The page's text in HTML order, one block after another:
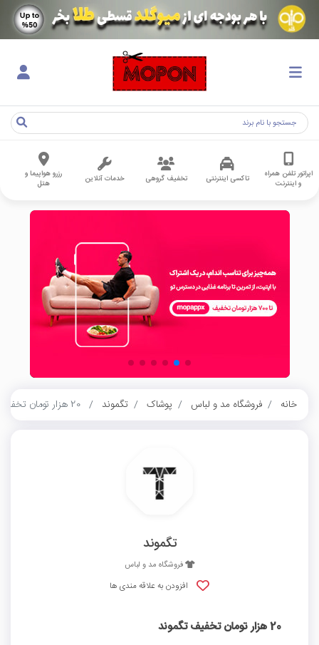
اپراتور تلفن همراه
و اینترنت
تاکسی اینترنتی تخفیف گروهی خدمات آنلاین
رزرو هواپیما و
هتل
خانه فروشگاه مد و لباس پوشاک تگموند
تگموند
فروشگاه مد و لباس
افزودن به علاقه مندی ها
20 هزار تومان تخفیف تگموند